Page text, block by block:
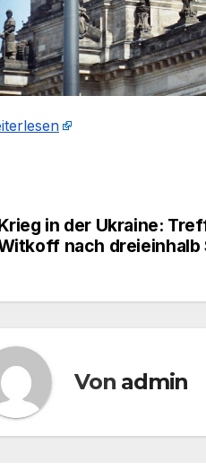
in der Ukraine:
nach dreieinhalb
Von admin